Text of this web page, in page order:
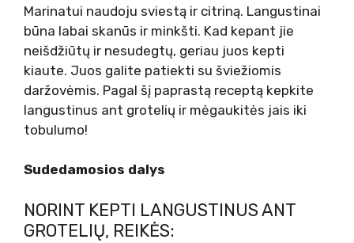
Marinatui naudoju sviestą ir citriną. Langustinai
būna labai skanūs ir minkšti. Kad kepant jie
neišdžiūtų ir nesudegtų, geriau juos kepti
kiaute. Juos galite patiekti su šviežiomis
daržovėmis. Pagal šį paprastą receptą kepkite
langustinus ant grotelių ir mėgaukitės jais iki
tobulumo!
Sudedamosios dalys
NORINT KEPTI LANGUSTINUS ANT
GROTELIŲ, REIKĖS: